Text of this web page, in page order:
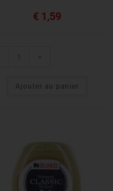
€ 1,59
+
Ajouter au panier